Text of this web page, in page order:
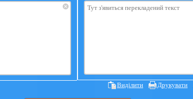
×
Виділити Друкувати